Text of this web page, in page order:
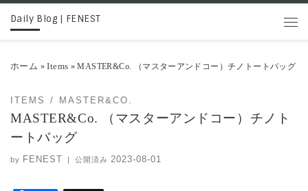
コンテンツへスキップ
Daily Blog | FENEST
ホーム » Items » MASTER&Co. （マスターアンドコー）チノトートバッグ
ITEMS MASTER&CO.
MASTER&Co. （マスターアンドコー）チノト
ートバッグ
by FENEST | 公開済み 2023-08-01